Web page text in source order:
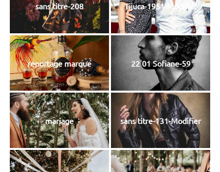
sans titre-208 Tijuca-1951-Modifier
reportage marque 22 01 Sofiane-59
mariage sans titre-131-Modifier